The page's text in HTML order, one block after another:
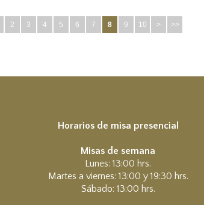
2 3 4 5 6 7 8 9 10 > >>
Horarios de misa presencial
Misas de semana
Lunes: 13:00 hrs.
Martes a viernes: 13:00 y 19:30 hrs.
Sábado: 13:00 hrs.